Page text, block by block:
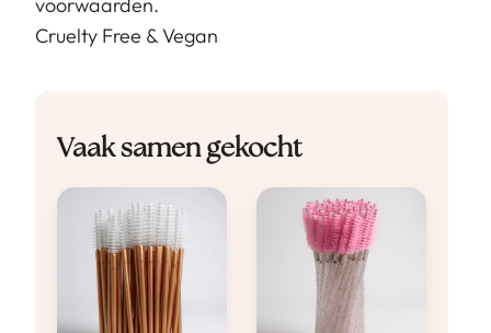
voorwaarden.
Cruelty Free & Vegan
Vaak samen gekocht